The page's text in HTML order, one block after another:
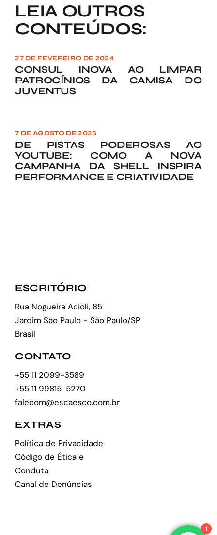
LEIA OUTROS
CONTEÚDOS:
27 DE FEVEREIRO DE 2024
CONSUL INOVA AO LIMPAR
PATROCÍNIOS DA CAMISA DO
JUVENTUS
7 DE AGOSTO DE 2025
DE PISTAS PODEROSAS AO
YOUTUBE: COMO A NOVA
CAMPANHA DA SHELL INSPIRA
PERFORMANCE E CRIATIVIDADE
ESCRITÓRIO
Rua Nogueira Acioli, 85
Jardim São Paulo - São Paulo/SP
Brasil
CONTATO
+55 11 2099-3589
+55 11 99815-5270
falecom@escaesco.com.br
EXTRAS
Política de Privacidade
Código de Ética e
Conduta
Canal de Denúncias
1